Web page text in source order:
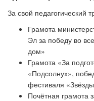
За свой педагогический
Грамота
Эл за победу во
дом»
Грамота «За
«Подсолнух»,
фестиваля
Почётная грамота